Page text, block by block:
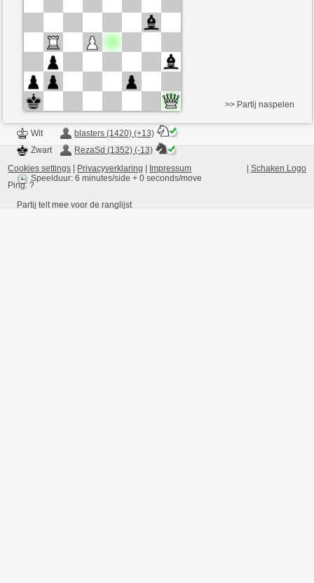
Wit
blasters (1420) (+13)
Zwart
RezaSd (1352) (-13)
Speelduur: 6 minutes/side + 0 seconds/move
Partij telt mee voor de ranglijst
>> Partij naspelen
Schaken Logo
Cookies settings Privacyverklaring
Impressum
Ping:?